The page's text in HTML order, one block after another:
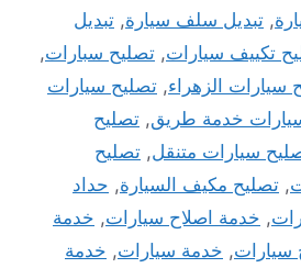
, تبديل سلف سيارة, تبديل
تكييف سيارات, تصليح سبارات,
سيارات الزهراء, تصليح سيارات
خدمة طريق, تصليح
سيارات متنقل, تصليح
, تصليح مكيف السيارة, حداد
, خدمة اصلاح سيارات, خدمة
سيارات, خدمة سيارات, خدمة